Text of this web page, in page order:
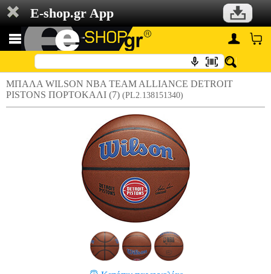
E-shop.gr App
ΜΠΑΛΑ WILSON NBA TEAM ALLIANCE DETROIT
PISTONS ΠΟΡΤΟΚΑΛΙ (7) (PL2.138151340)